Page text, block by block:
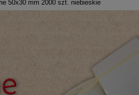
50x30 mm 2000 szt. niebieskie